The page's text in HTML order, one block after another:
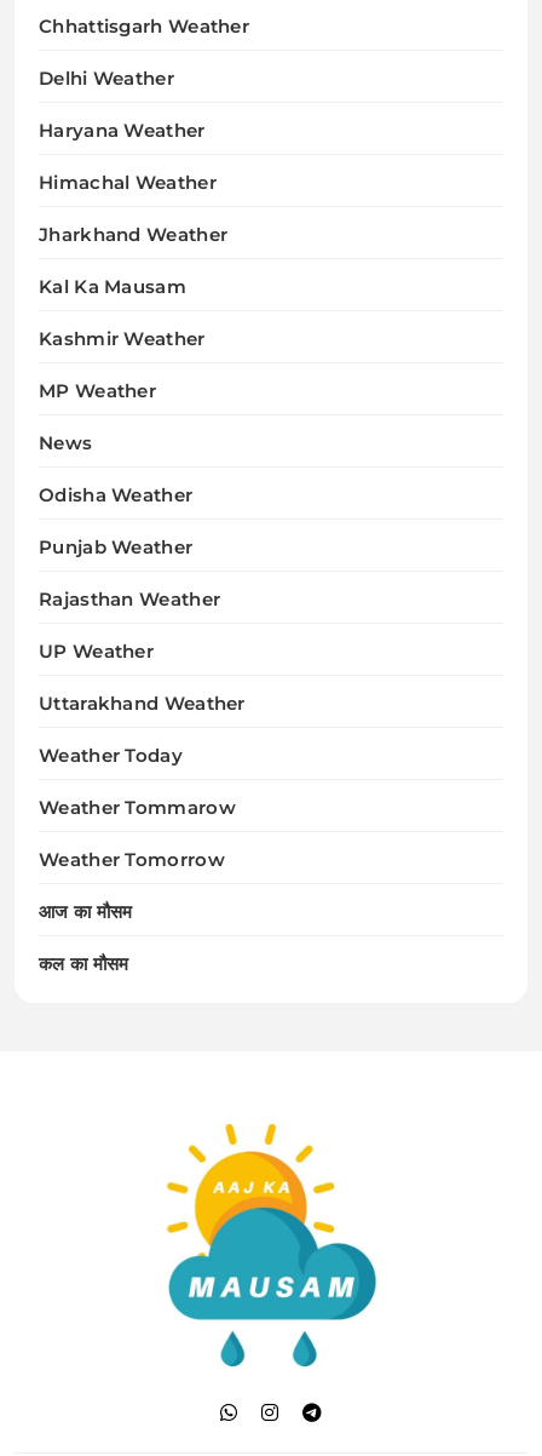
Chhattisgarh Weather
Delhi Weather
Haryana Weather
Himachal Weather
Jharkhand Weather
Kal Ka Mausam
Kashmir Weather
MP Weather
News
Odisha Weather
Punjab Weather
Rajasthan Weather
UP Weather
Uttarakhand Weather
Weather Today
Weather Tommarow
Weather Tomorrow
आज का मौसम
कल का मौसम
Aaj Ka Mausam | आज